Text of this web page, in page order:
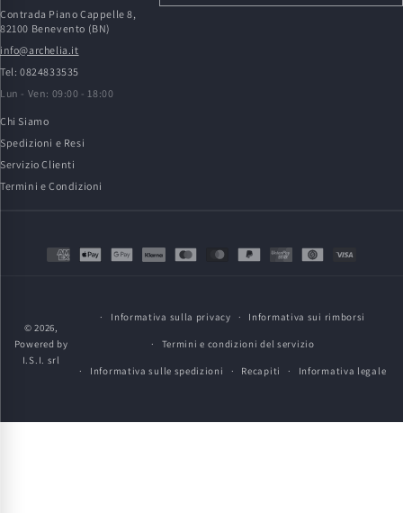
Contrada Piano Cappelle 8,
82100 Benevento (BN)
info@archelia.it
Tel: 0824833535
Lun - Ven: 09:00 - 18:00
Chi Siamo
Spedizioni e Resi
Servizio Clienti
Termini e Condizioni
Metodi
© 2026,
Powered by
I.S.I. srl
Informativa sulla privacy Informativa sui rimborsi
Termini e condizioni del servizio
Informativa sulle spedizioni Recapiti Informativa legale